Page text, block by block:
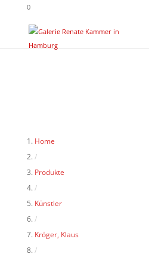
0
Home
/
Produkte
/
Künstler
/
Kröger, Klaus
/